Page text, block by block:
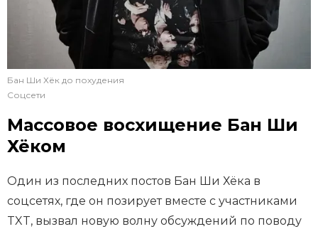
Бан Ши Хёк до похудения
Соцсети
Массовое восхищение Бан Ши
Хёком
Один из последних постов Бан Ши Хёка в
соцсетях, где он позирует вместе с участниками
TXT, вызвал новую волну обсуждений по поводу